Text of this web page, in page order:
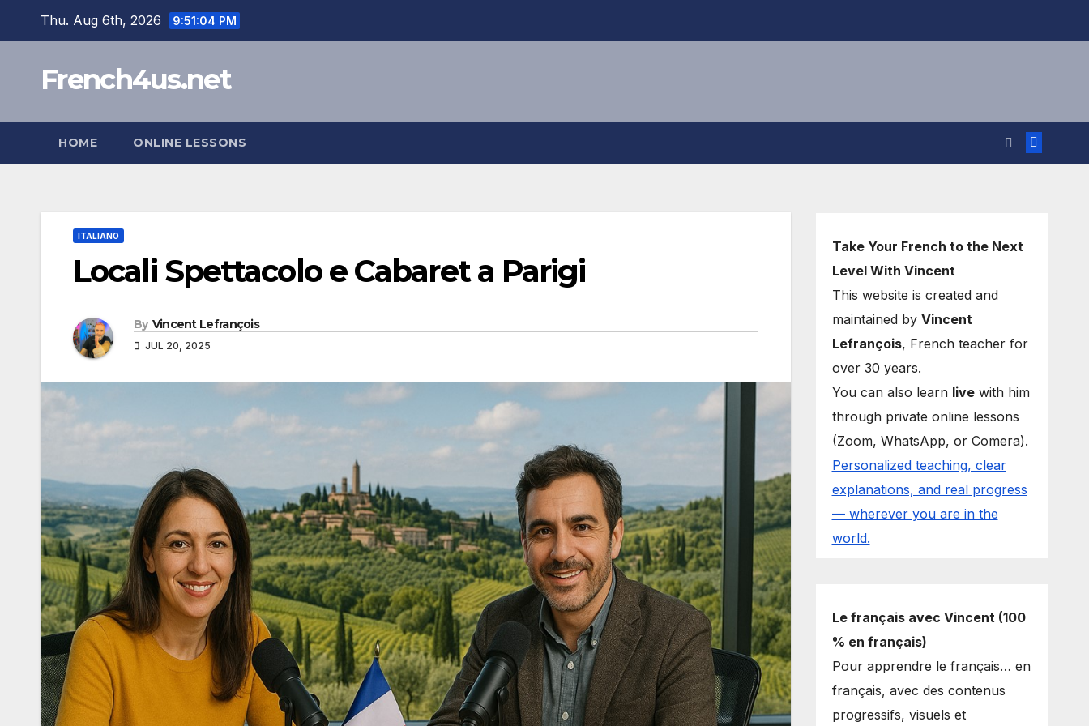
Thu. Aug 6th, 2026 9:51:05 PM
French4us.net
HOME ONLINE LESSONS
ITALIANO
Locali Spettacolo e Cabaret a Parigi
By Vincent Lefrançois
JUL 20, 2025
Take Your French to the Next
Level With Vincent
This website is created and
maintained by Vincent
Lefrançois, French teacher for
over 30 years.
You can also learn livewith him
through private online lessons
(Zoom, WhatsApp, or Comera).
Personalized teaching, clear
explanations, and real progress
— wherever you are in the
world.
Le français avec Vincent (100
% en français)
Pour apprendre le français… en
français, avec des contenus
progressifs, visuels et